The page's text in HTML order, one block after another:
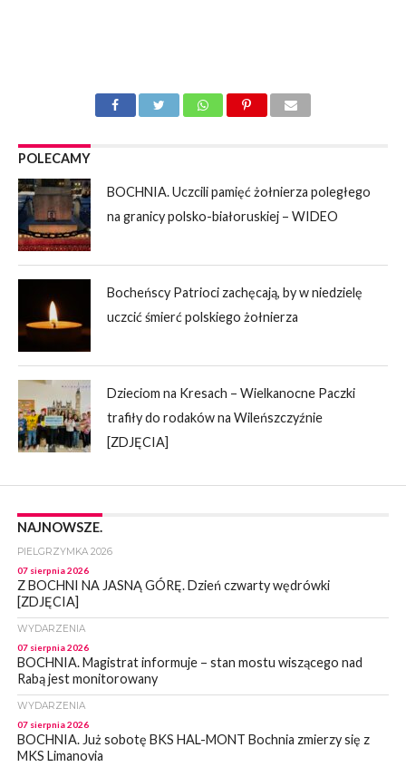
POLECAMY
BOCHNIA. Uczcili pamięć żołnierza poległego
na granicy polsko-białoruskiej – WIDEO
Bocheńscy Patrioci zachęcają, by w niedzielę
uczcić śmierć polskiego żołnierza
Dzieciom na Kresach – Wielkanocne Paczki
trafiły do rodaków na Wileńszczyźnie
[ZDJĘCIA]
NAJNOWSZE.
PIELGRZYMKA 2026
07 sierpnia 2026
Z BOCHNI NA JASNĄ GÓRĘ. Dzień czwarty wędrówki
[ZDJĘCIA]
WYDARZENIA
07 sierpnia 2026
BOCHNIA. Magistrat informuje – stan mostu wiszącego nad
Rabą jest monitorowany
WYDARZENIA
07 sierpnia 2026
BOCHNIA. Już sobotę BKS HAL-MONT Bochnia zmierzy się z
MKS Limanovia